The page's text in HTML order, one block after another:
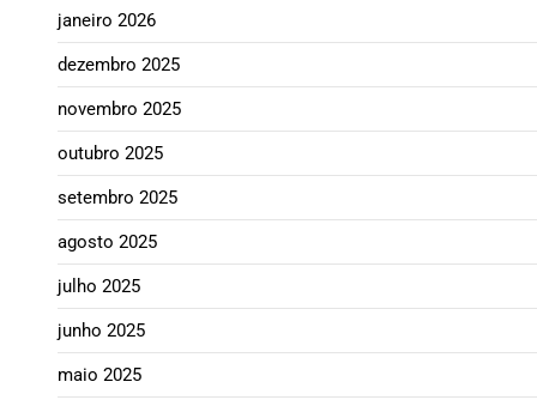
janeiro 2026
dezembro 2025
novembro 2025
outubro 2025
setembro 2025
agosto 2025
julho 2025
junho 2025
maio 2025